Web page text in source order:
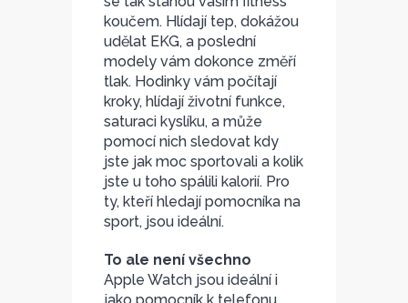
koučem. Hlídají tep, dokážou
udělat EKG, a poslední
modely vám dokonce změří
tlak. Hodinky vám počítají
kroky, hlídají životní funkce,
saturaci kyslíku, a může
pomocí nich sledovat kdy
jste jak moc sportovali a kolik
jste u toho spálili kalorií. Pro
ty, kteří hledají pomocníka na
sport, jsou ideální.
To ale není všechno
Apple Watch jsou ideální i
jako pomocník k telefonu.